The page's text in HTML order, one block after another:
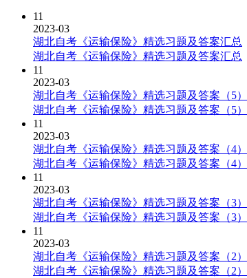
11
2023-03
湖北自考《运输保险》精选习题及答案汇总
湖北自考《运输保险》精选习题及答案汇总
11
2023-03
湖北自考《运输保险》精选习题及答案（5）
湖北自考《运输保险》精选习题及答案（5）
11
2023-03
湖北自考《运输保险》精选习题及答案（4）
湖北自考《运输保险》精选习题及答案（4）
11
2023-03
湖北自考《运输保险》精选习题及答案（3）
湖北自考《运输保险》精选习题及答案（3）
11
2023-03
湖北自考《运输保险》精选习题及答案（2）
湖北自考《运输保险》精选习题及答案（2）